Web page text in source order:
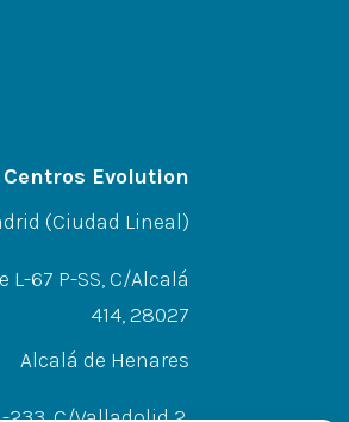
Centros Evolution
(Ciudad Lineal)
L-67 P-SS, C/Alcalá
414, 28027
Alcalá de Henares